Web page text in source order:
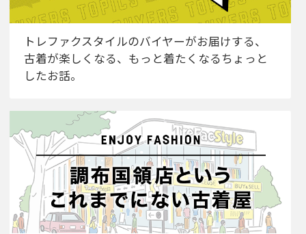
トレファクスタイルのバイヤーがお届けする、
古着が楽しくなる、もっと着たくなるちょっと
したお話。